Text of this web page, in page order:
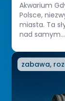
Akwarium
Polsce,
miasta. Ta
nad samym...
zabawa,